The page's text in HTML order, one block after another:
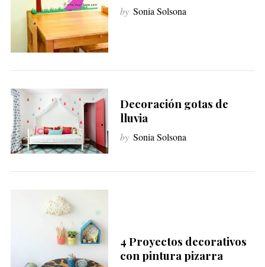
by Sonia Solsona
Decoración gotas de
lluvia
by Sonia Solsona
4 Proyectos decorativos
con pintura pizarra